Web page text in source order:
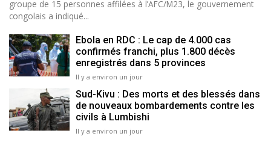
groupe de 15 personnes affilées à l’AFC/M23, le gouvernement
congolais a indiqué...
Ebola en RDC : Le cap de 4.000 cas
confirmés franchi, plus 1.800 décès
enregistrés dans 5 provinces
Il y a environ un jour
Sud-Kivu : Des morts et des blessés dans
de nouveaux bombardements contre les
civils à Lumbishi
Il y a environ un jour